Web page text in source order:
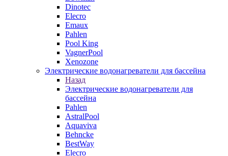
Dinotec
Elecro
Emaux
Pahlen
Pool King
VagnerPool
Xenozone
Электрические водонагреватели для бассейна
Назад
Электрические водонагреватели для
бассейна
Pahlen
AstralPool
Aquaviva
Behncke
BestWay
Elecro